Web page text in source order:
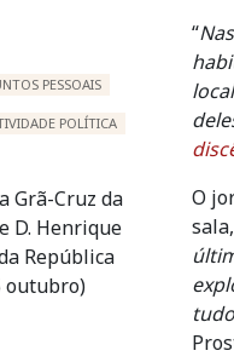
PESSOAIS
POLÍTICA
Grã-Cruz da
D. Henrique
República
outubro)
“
O